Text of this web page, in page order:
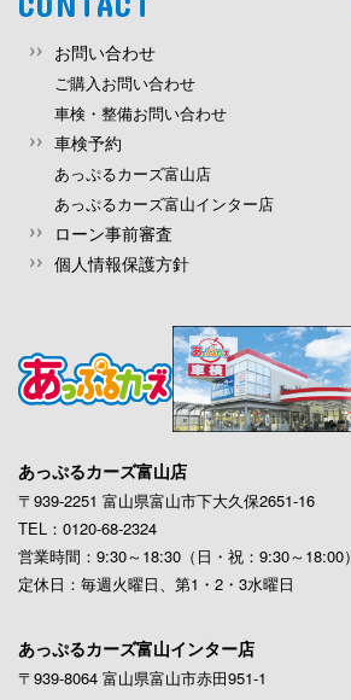
お問い合わせ
ご購入お問い合わせ
車検・整備お問い合わせ
車検予約
あっぷるカーズ富山店
あっぷるカーズ富山インター店
ローン事前審査
個人情報保護方針
あっぷるカーズ富山店
〒939-2251 富山県富山市下大久保2651-16
TEL：0120-68-2324
営業時間：9:30～18:30（日・祝：9:30～18:00）
定休日：毎週火曜日、第1・2・3水曜日
あっぷるカーズ富山インター店
〒939-8064 富山県富山市赤田951-1